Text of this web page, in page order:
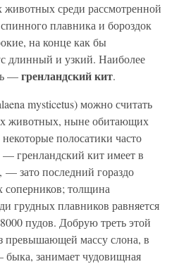
среди рассмотренной
плавника и бороздок
на конце как бы
длинный и узкий. Наиболее
—гренландский кит.
mysticetus) можно считать
животных, ныне обитающих
полосатики часто
— гренландский кит имеет в
— зато последний гораздо
соперников; толщина
грудных плавников равняется
пудов. Добрую треть этой
превышающей массу слона, в
занимает чудовищная